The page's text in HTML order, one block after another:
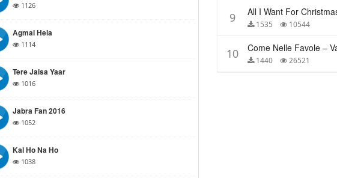
1126
Agmal Hela
1114
Tere Jaisa Yaar
1016
Jabra Fan 2016
1052
Kal Ho Na Ho
1038
9 1535 10544
10 1440 26521